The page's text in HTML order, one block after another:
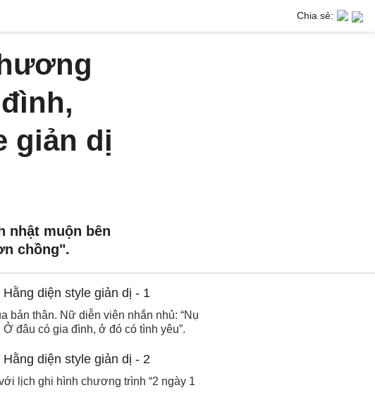
Chia sẻ:
giản dị
nhật muộn bên
chồng".
bản thân. Nữ diễn viên nhắn nhủ: “Nụ
đâu có gia đình, ở đó có tình yêu”.
lịch ghi hình chương trình “2 ngày 1